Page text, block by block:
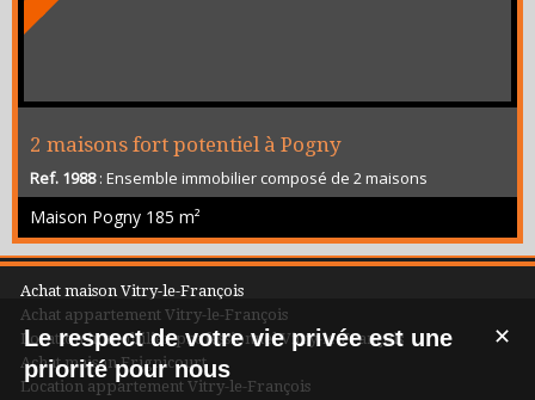
2 maisons fort potentiel à Pogny
Ref. 1988: Ensemble immobilier composé de 2 maisons
communicantes à Pogny. Situé au cœur du charmant village de
Pogny, à proximité des commodités, cet ensemble immobilier
développe 185 m² habitables et se compose de deux maisons
indépendantes, chacune avec son entrée, son terrain et sa
cave. Un bien idéal pour un projet familial ou un investissement
locatif. 🔹 Maison principale de 115 m². ...
Maison Pogny 185 m²
Achat maison Vitry-le-François
Achat appartement Vitry-le-François
Location immobilier professionnel Vitry-le-François
Achat maison Frignicourt
Location appartement Vitry-le-François
✕
Le respect de votre vie privée est une
priorité pour nous